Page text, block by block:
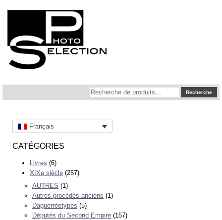
Recherche
pour :
Recherche
Français
CATÉGORIES
Livres (6)
XIXe siècle (257)
AUTRES (1)
Autres procédés anciens (1)
Daguerréotypes (5)
Députés du Second Empire (157)